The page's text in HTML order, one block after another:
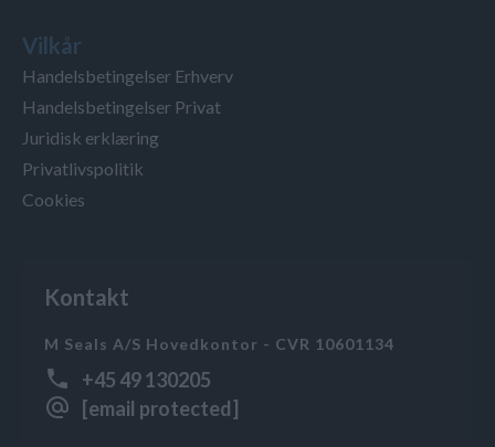
Vilkår
Handelsbetingelser Erhverv
Handelsbetingelser Privat
Juridisk erklæring
Privatlivspolitik
Cookies
Kontakt
M Seals A/S Hovedkontor - CVR 10601134
+45 49 130205
[email protected]